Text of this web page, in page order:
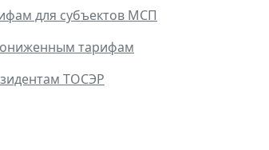
для субъектов МСП
тарифам
ТОСЭР